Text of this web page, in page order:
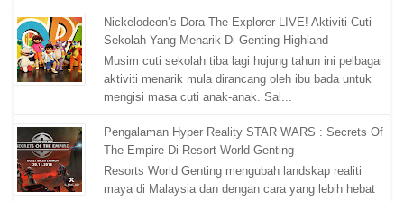
Nickelodeon’s Dora The Explorer LIVE! Aktiviti Cuti
Sekolah Yang Menarik Di Genting Highland
Musim cuti sekolah tiba lagi hujung tahun ini pelbagai
aktiviti menarik mula dirancang oleh ibu bada untuk
mengisi masa cuti anak-anak. Sal...
Pengalaman Hyper Reality STAR WARS : Secrets Of
The Empire Di Resort World Genting
Resorts World Genting mengubah landskap realiti
maya di Malaysia dan dengan cara yang lebih hebat